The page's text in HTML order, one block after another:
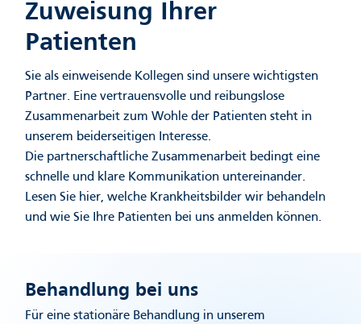
Zuweisung Ihrer
Patienten
Sie als einweisende Kollegen sind unsere wichtigsten
Partner. Eine vertrauensvolle und reibungslose
Zusammenarbeit zum Wohle der Patienten steht in
unserem beiderseitigen Interesse.
Die partnerschaftliche Zusammenarbeit bedingt eine
schnelle und klare Kommunikation untereinander.
Lesen Sie hier, welche Krankheitsbilder wir behandeln
und wie Sie Ihre Patienten bei uns anmelden können.
Behandlung bei uns
Für eine stationäre Behandlung in unserem